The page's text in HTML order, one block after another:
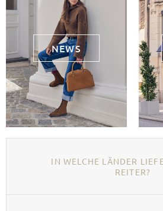
NEWS
IN WELCHE LÄNDER
REITER?